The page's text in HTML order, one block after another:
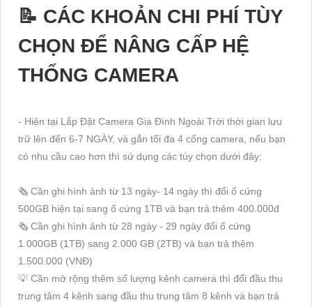
📝 CÁC KHOẢN CHI PHÍ TÙY
CHỌN ĐỂ NÂNG CẤP HỆ
THỐNG CAMERA
- Hiện tại Lắp Đặt Camera Gia Đình Ngoài Trời thời gian lưu
trữ lên đến 6-7 NGÀY, và gắn tối đa 4 cổng camera, nếu bạn
có nhu cầu cao hơn thì sử dụng các tùy chọn dưới đây:
🗞 Cần ghi hình ảnh từ 13 ngày- 14 ngày thì đổi ổ cứng
500GB hiện tại sang ổ cứng 1TB và bạn trả thêm 400.000đ
🗞 Cần ghi hình ảnh từ 28 ngày - 29 ngày đổi ổ cứng
1.000GB (1TB) sang 2.000 GB (2TB) và bạn trả thêm
1.500.000 (VNĐ)
💡 Cần mở rộng thêm số lượng kênh camera thì đổi đầu thu
trung tâm 4 kênh sang đầu thu trung tâm 8 kênh và bạn trả